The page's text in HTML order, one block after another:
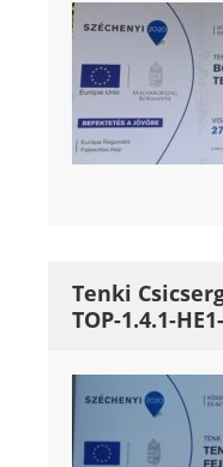
Tenki
TOP-1.4.1-